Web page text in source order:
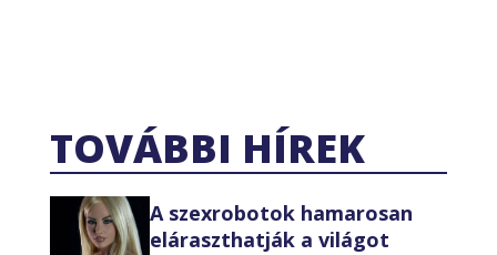
TOVÁBBI HÍREK
A szexrobotok hamarosan
eláraszthatják a világot